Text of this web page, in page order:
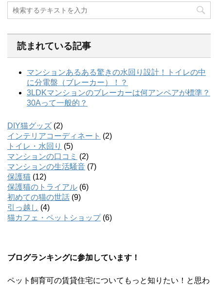
読まれている記事
DIY猫グッズ (2)
インテリアコーディネート (2)
トイレ・水回り (5)
マンションの口コミ (2)
マンションの生活騒音 (7)
保護猫 (12)
保護猫のトライアル (6)
初めての猫の世話 (9)
引っ越し (4)
猫カフェ・ペットショップ(6)
ブログランキングに参加しています！
ペット飼育可の賃貸住宅についてもっと知りたい！と思わ